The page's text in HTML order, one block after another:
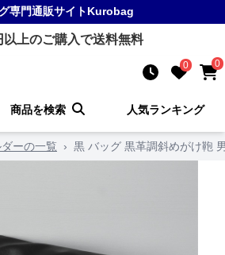
専門通販サイトKurobag
以上のご購入で送料無料
0 0
商品を検索 人気ランキング
ーの一覧 › 黒 バッグ 黒革調斜めがけ鞄